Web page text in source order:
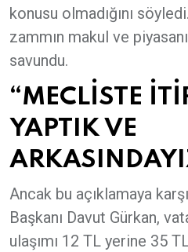
konusu olmadığını
zammın makul ve
savundu.
“MECLİSTE
YAPTIK VE
Ancak bu açıklamaya
Başkanı Davut Gürkan,
ulaşımı 12 TL yerine 35